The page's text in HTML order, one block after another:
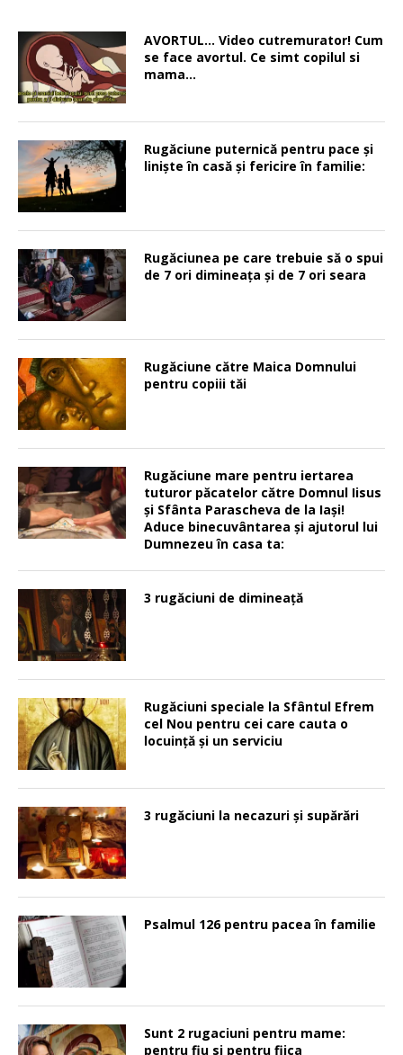
AVORTUL… Video cutremurator! Cum
se face avortul. Ce simt copilul si
mama…
Rugăciune puternică pentru pace şi
linişte în casă şi fericire în familie:
Rugăciunea pe care trebuie să o spui
de 7 ori dimineața și de 7 ori seara
Rugăciune către Maica Domnului
pentru copiii tăi
Rugăciune mare pentru iertarea
tuturor păcatelor către Domnul Iisus
şi Sfânta Parascheva de la Iaşi!
Aduce binecuvântarea şi ajutorul lui
Dumnezeu în casa ta:
3 rugăciuni de dimineață
Rugăciuni speciale la Sfântul Efrem
cel Nou pentru cei care cauta o
locuinţă şi un serviciu
3 rugăciuni la necazuri și supărări
Psalmul 126 pentru pacea în familie
Sunt 2 rugaciuni pentru mame:
pentru fiu si pentru fiica